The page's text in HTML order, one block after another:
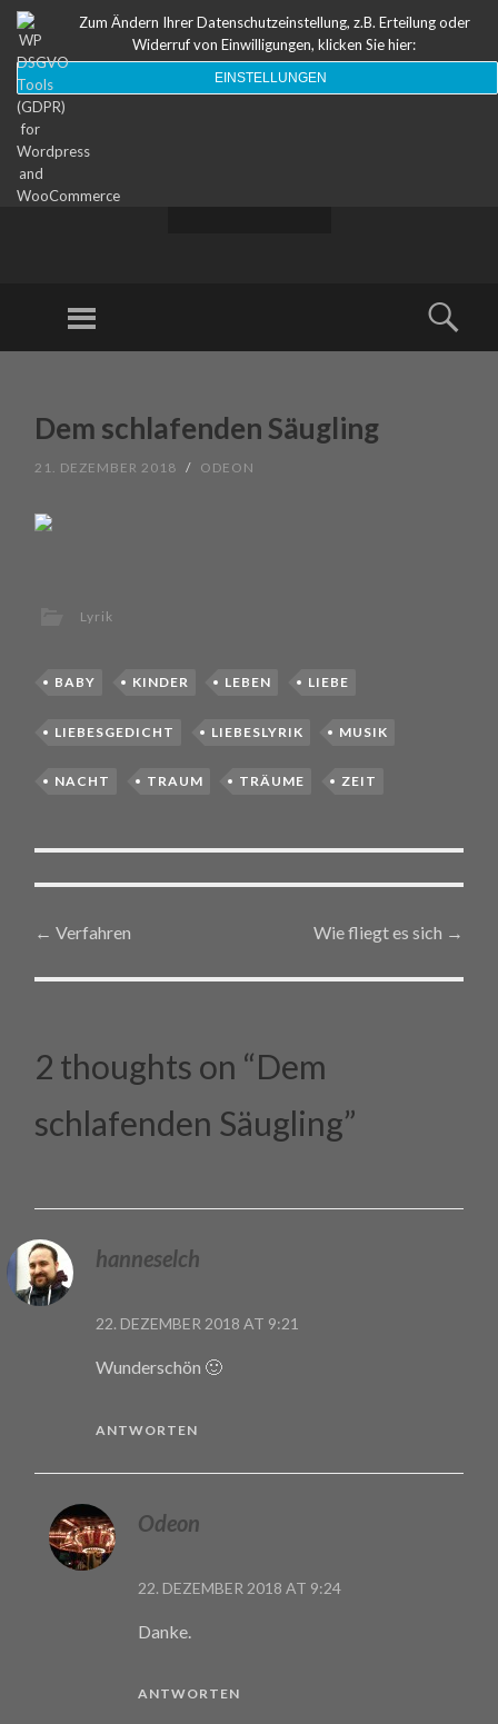
ODEON
Menu
Dem schlafenden Säugling
21. DEZEMBER 2018 / ODEON
Lyrik
BABY KINDER LEBEN LIEBE
LIEBESGEDICHT LIEBESLYRIK MUSIK
NACHT TRAUM TRÄUME ZEIT
Post navigation
← Verfahren Wie fliegt es sich →
2 thoughts on “Dem
schlafenden Säugling”
hanneselch
22. DEZEMBER 2018 AT 9:21
Wunderschön 🙂
ANTWORTEN
Odeon
22. DEZEMBER 2018 AT 9:24
Danke.
ANTWORTEN
Zum Ändern Ihrer Datenschutzeinstellung, z.B. Erteilung oder
Widerruf von Einwilligungen, klicken Sie hier:
EINSTELLUNGEN